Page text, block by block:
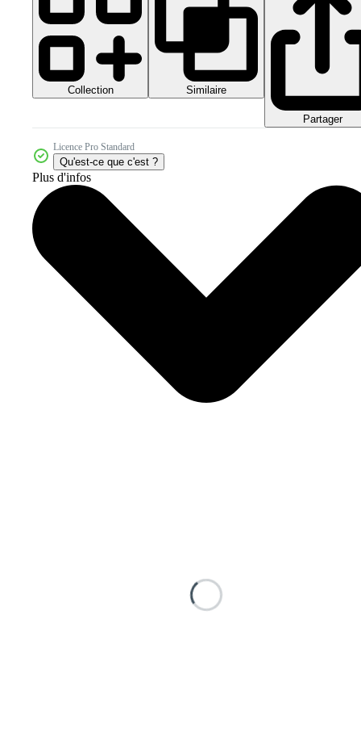
Collection Similaire
Partager
Licence Pro Standard
Qu'est-ce que c'est ?
Plus d'infos